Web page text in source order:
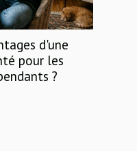
d'une
pour les
?